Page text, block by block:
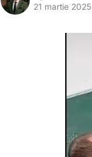
21 martie 2025